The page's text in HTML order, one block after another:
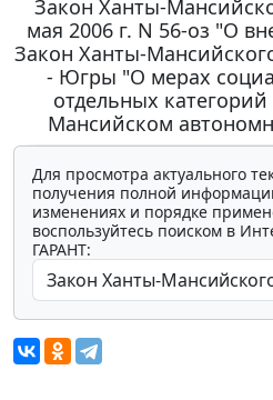
Закон Ханты-
мая 2006 г. N 56-оз "О
Закон Ханты-
- Югры "О мерах
отдельных
Мансийском
Для просмотра актуального
получения полной
изменениях и порядке
воспользуйтесь поиском в
ГАРАНТ: